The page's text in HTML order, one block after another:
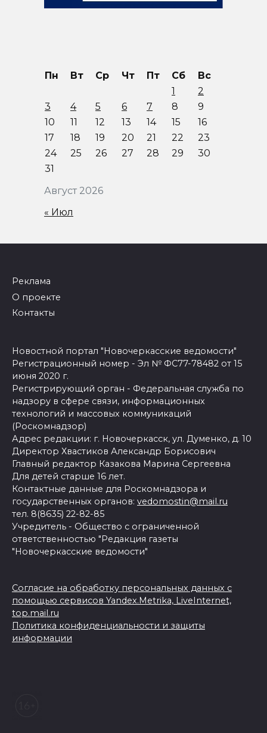
Август 2026
Пн Вт Ср Чт Пт Сб
Вс
1
2
3
4 5 6 7 8
9
10
11 12 13 14 15
16
17
18 19 20 21 22
23
24
25 26 27 28 29
30
31
« Июл
Реклама
О проекте
Контакты
Новостной портал "Новочеркасские ведомости"
Регистрационный номер - Эл № ФС77-78482 от 15
июня 2020 г.
Регистрирующий орган - Федеральная служба по
надзору в сфере связи, информационных
технологий и массовых коммуникаций
(Роскомнадзор)
Адрес редакции: г. Новочеркасск, ул. Думенко, д. 10
Директор Хвастиков Александр Борисович
Главный редактор Казакова Марина Сергеевна
Для детей старше 16 лет.
Контактные данные для Роскомнадзора и
государственных органов: vedomostin@mail.ru
тел. 8(8635) 22-82-85
Учредитель - Общество с ограниченной
ответственностью "Редакция газеты
"Новочеркасские ведомости"
Согласие на обработку персональных данных с
помощью сервисов Yandex.Metrika, LiveInternet,
top.mail.ru
Политика конфиденциальности и защиты
информации